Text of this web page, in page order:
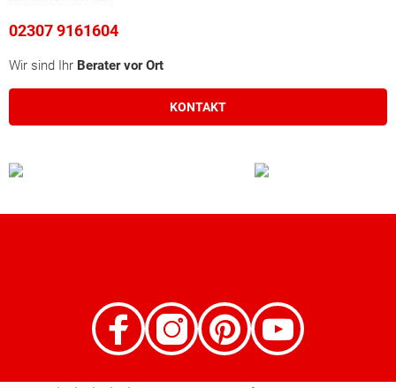
02307 9161604
Wir sind Ihr Berater vor Ort
KONTAKT